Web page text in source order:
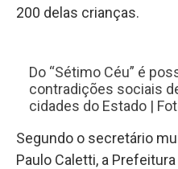
200 delas crianças.
Do “Sétimo Céu” é
contradições sociais
cidades do Estado |
Segundo o secretário
Paulo Caletti, a